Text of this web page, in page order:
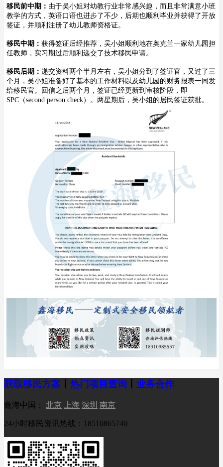
移民前中期： 由于吴小姐对幼教行业非常感兴趣，而且非常满意小班
教学的方式，英语口语也进步了不少，后期也顺利毕业并获得了开放
签证，并顺利注册了幼儿教师资格证。
移民中期： 获得签证后经推荐，吴小姐顺利地在奥克兰一家幼儿园担
任教师，实习期过后顺利递交了技术移民申请。
移民后期： 递交资料两个半月左右，吴小姐分到了签证官，又过了三
个月，吴小姐准备好了基本的工作材料以及幼儿园的财务报表一同发
给移民官。回信之后两个月，签证已经更新到审核阶段，即
SPC（second person check）。两星期后，吴小姐的居民签证获批。
获取移民方案 热门项目查询 业务合作
鑫海中国： 北京 上海 深圳 南京
24小时移民资讯热线：18510865740